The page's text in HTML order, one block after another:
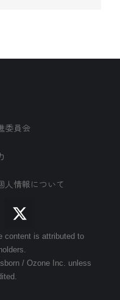
委員会
人情報について
content is attributed to
/ Ozone Inc. unless